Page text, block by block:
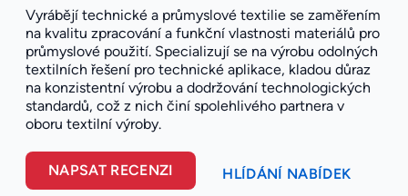
Vyrábějí technické a průmyslové textilie se zaměřením
na kvalitu zpracování a funkční vlastnosti materiálů pro
průmyslové použití. Specializují se na výrobu odolných
textilních řešení pro technické aplikace, kladou důraz
na konzistentní výrobu a dodržování technologických
standardů, což z nich činí spolehlivého partnera v
oboru textilní výroby.
NAPSAT RECENZI HLÍDÁNÍ NABÍDEK